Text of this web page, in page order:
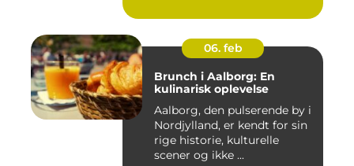
06. feb
Brunch i Aalborg: En
kulinarisk oplevelse
Aalborg, den pulserende by i
Nordjylland, er kendt for sin
rige historie, kulturelle
scener og ikke ...